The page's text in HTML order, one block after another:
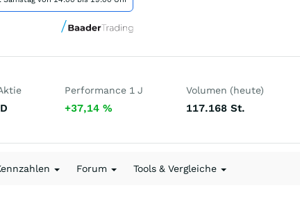
Performance 1 J
+37,14 %
Volumen (heute)
117.168 St.
Forum Tools & Vergleiche